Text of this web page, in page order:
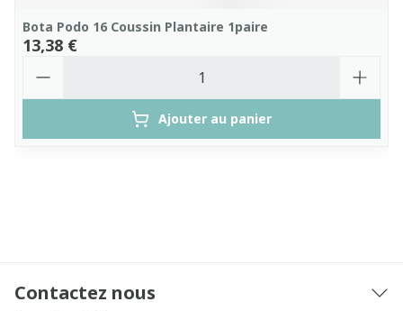
Bota Podo 16 Coussin Plantaire 1paire
13,38 €
Ajouter au panier
Contactez nous